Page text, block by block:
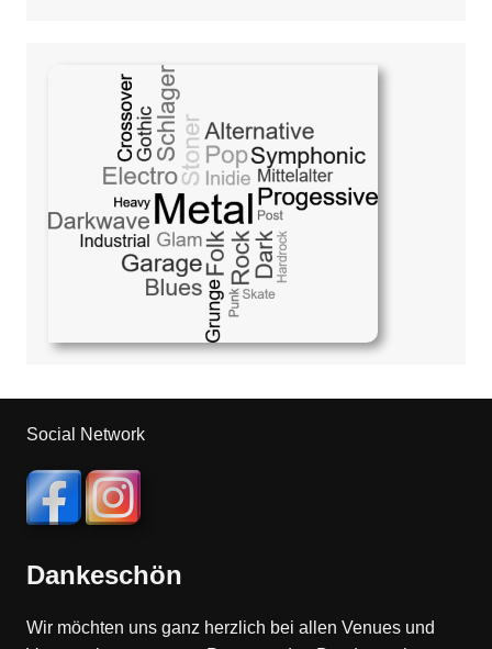
Social Network
Dankeschön
Wir möchten uns ganz herzlich bei allen Venues und